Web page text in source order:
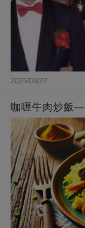
2025/09/22
咖喱牛肉炒飯